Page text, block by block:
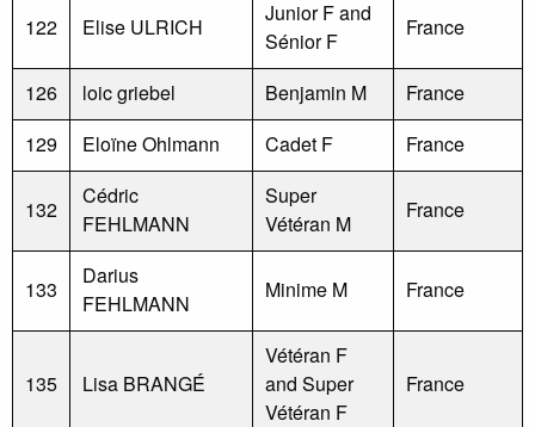
122 Elise ULRICH
Junior F and
Sénior F
France
126 loic griebel Benjamin M
France
129
Eloïne Ohlmann Cadet F France
132
Cédric
FEHLMANN
Super
Vétéran M
France
133
Darius
FEHLMANN
Minime M France
135 Lisa BRANGÉ
Vétéran F
and Super
Vétéran F
France